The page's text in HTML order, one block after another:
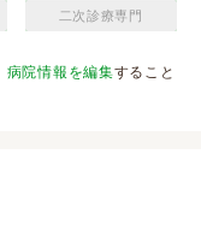
二次診療専門
病院情報を編集すること